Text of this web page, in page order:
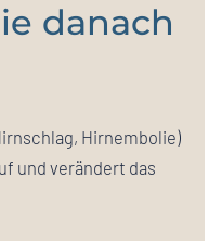
danach
Hirnembolie)
und verändert das